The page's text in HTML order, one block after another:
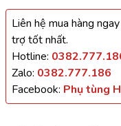
Liên hệ mua hàng
trợ tốt nhất.
Hotline:
Zalo: 0382.777.186
Facebook: Phụ tùng